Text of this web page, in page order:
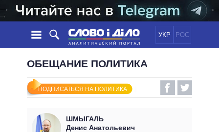
УКР РОС
НОВОСТИ
ЛЕНТА
СОБЫТИЯ
СТАТЬИ
МНЕНИЯ
ПОЛИТИКА
ЭКОНОМИКА
МИР
ОБЕЩАНИЯ
ВСЕ ПОЛИТИКИИНФОГРАФИКА
ОБЕЩАНИЕ ПОЛИТИКА
ПОДПИСАТЬСЯ НА ПОЛИТИКА
ШМЫГАЛЬ
Денис Анатольевич